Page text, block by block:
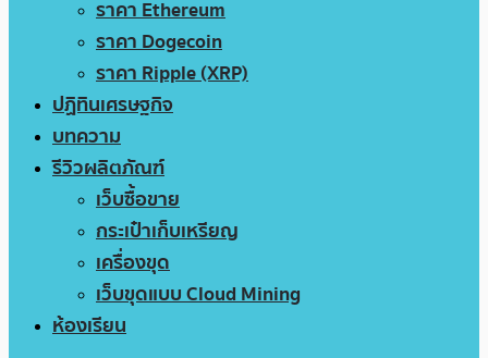
ราคา Ethereum
ราคา Dogecoin
ราคา Ripple (XRP)
ปฏิทินเศรษฐกิจ
บทความ
รีวิวผลิตภัณฑ์
เว็บซื้อขาย
กระเป๋าเก็บเหรียญ
เครื่องขุด
เว็บขุดแบบ Cloud Mining
ห้องเรียน